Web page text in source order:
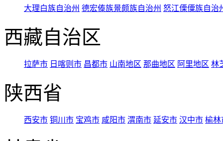
大理白族自治州 德宏傣族景颇族自治州 怒江傈僳族自治
西藏自治区
拉萨市 日喀则市 昌都市 山南地区 那曲地区 阿里地区 林
陕西省
西安市 铜川市 宝鸡市 咸阳市 渭南市 延安市 汉中市 榆林